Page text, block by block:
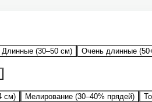
Длинные (30–50 см) Очень длинные
см) Мелирование (30–40% прядей)